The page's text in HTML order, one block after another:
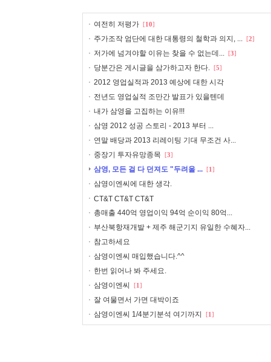
여전히 저평가 [10]
주가조작 엄단에 대한 대통령의 철학과 의지, ... [2]
저가에 넘겨야할 이유는 찾을 수 없는데... [3]
당분간은 게시글을 삼가하고자 한다. [5]
2012 영업실적과 2013 예상에 대한 시각
전년도 영업실적 조만간 발표가 있을텐데
내가 삼영을 고집하는 이유!!!
삼영 2012 성공 스토리 - 2013 부터 ...
연말 배당과 2013 리레이팅 기대 무조건 사...
중장기 투자유망종목 [3]
삼영, 모든 걸 다 던져도 "두려울 ... [1]
삼영이엔씨에 대한 생각.
CT&T CT&T CT&T
총매출 440억 영업이익 94억 순이익 80억...
부산북항재개발 + 제주 해군기지 유일한 수혜자...
참고하세요
삼영이엔씨 매입했습니다.^^
한번 읽어나 봐 주세요.
삼영이엔씨
[1]
잘 여물면서 가면 대박이죠
삼영이엔씨 1/4분기분석 여기까지
[1]